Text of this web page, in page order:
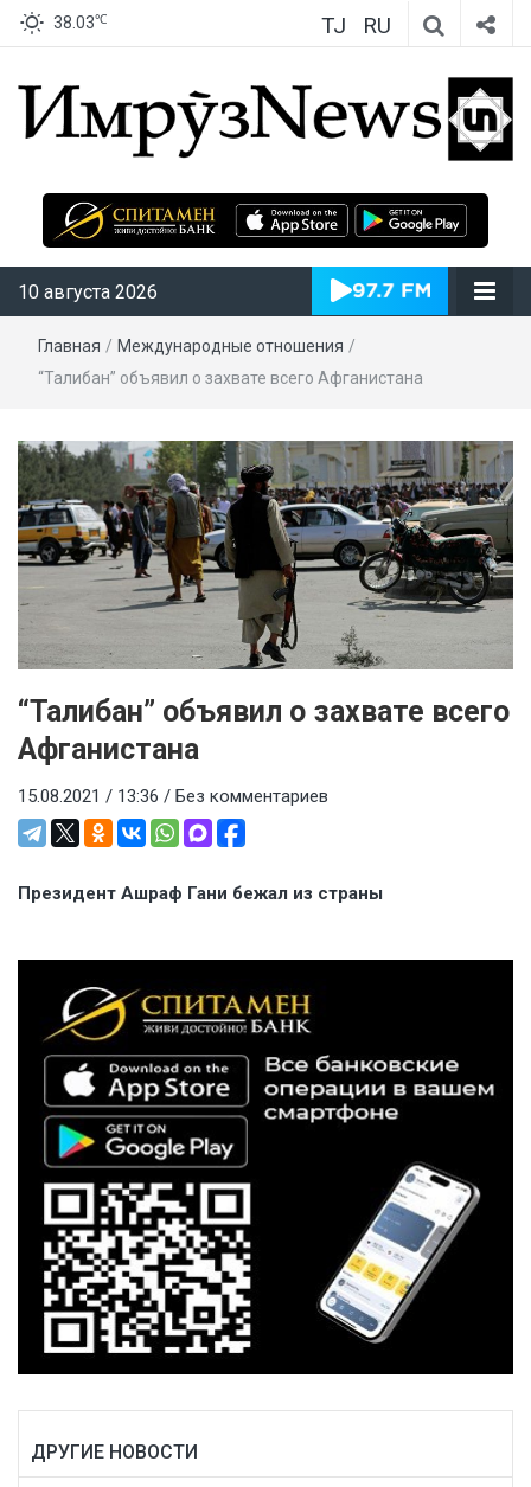
38.03℃ TJ RU
ИмрӯзNews
10 августа 2026
Главная / Международные отношения /
“Талибан” объявил о захвате всего Афганистана
“Талибан” объявил о захвате всего
Афганистана
15.08.2021 / 13:36 / Без комментариев
Президент Ашраф Гани бежал из страны
ДРУГИЕ НОВОСТИ